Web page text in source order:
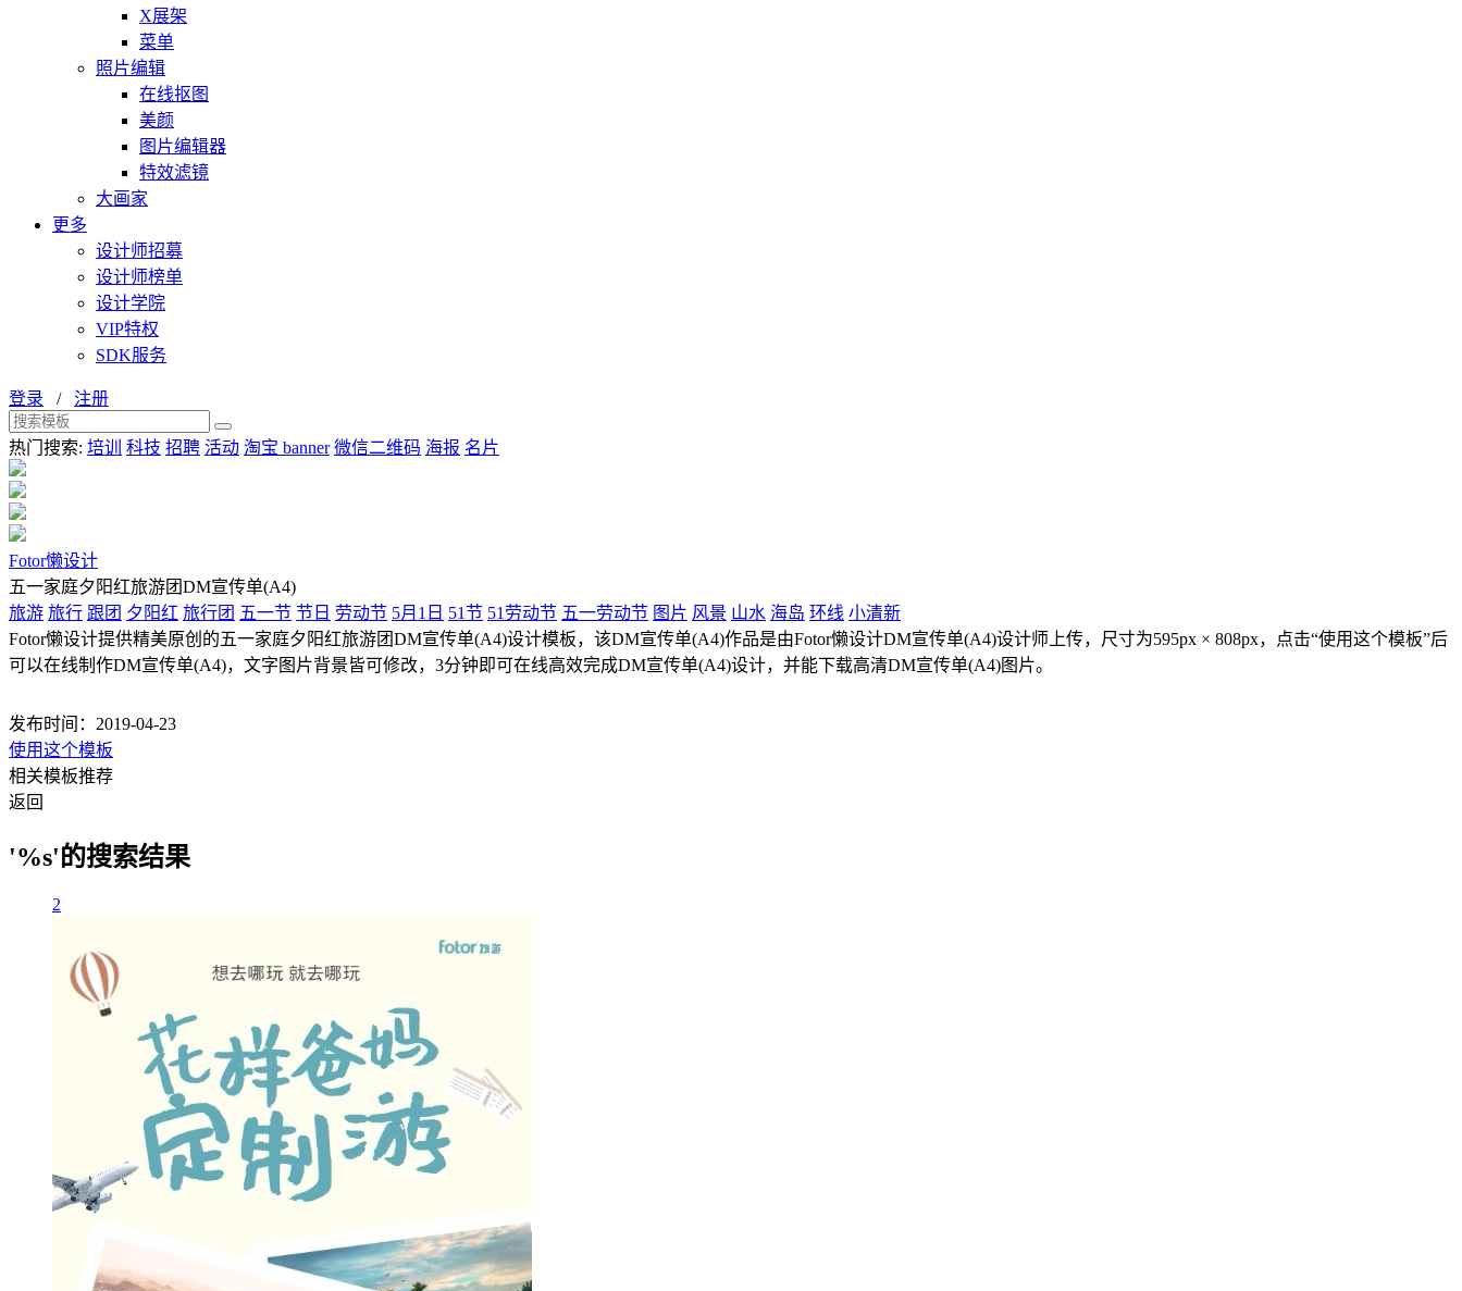
X展架
菜单
照片编辑
在线抠图
美颜
图片编辑器
特效滤镜
大画家
更多
设计师招募
设计师榜单
设计学院
VIP特权
SDK服务
登录 / 注册
热门搜索: 培训 科技 招聘 活动 淘宝 banner 微信二维码 海报 名片
Fotor懒设计
五一家庭夕阳红旅游团DM宣传单(A4)
旅游 旅行 跟团 夕阳红 旅行团 五一节 节日 劳动节 5月1日 51节 51劳动节 五一劳动节 图片 风景 山水 海岛 环线 小清新
Fotor懒设计提供精美原创的五一家庭夕阳红旅游团DM宣传单(A4)设计模板，该DM宣传单(A4)作品是由Fotor懒设计DM宣传单(A4)设计师上传，尺寸为595px × 808px，点击“使用这个模板”后
可以在线制作DM宣传单(A4)，文字图片背景皆可修改，3分钟即可在线高效完成DM宣传单(A4)设计，并能下载高清DM宣传单(A4)图片。
发布时间：2019-04-23
使用这个模板
相关模板推荐
返回
'%s'的搜索结果
2